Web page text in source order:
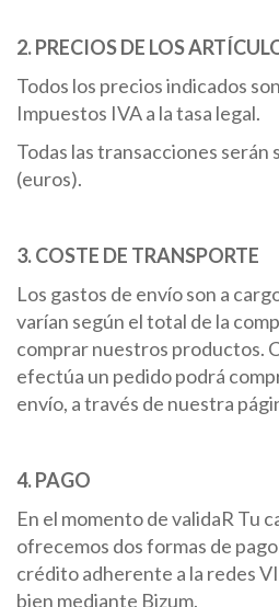
2. PRECIOS DE LOS
Todos los precios indicados
Impuestos IVA a la tasa legal.
Todas las transacciones serán
(euros).
3. COSTE DE TRANSPORTE
Los gastos de envío son a
varían según el total de la
comprar nuestros productos.
efectúa un pedido podrá
envío, a través de nuestra
4. PAGO
En el momento de validaR Tu
ofrecemos dos formas de
crédito adherente a la redes
bien mediante Bizum.